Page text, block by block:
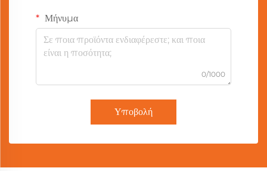
Μήνυμα
0/1000
Υποβολή